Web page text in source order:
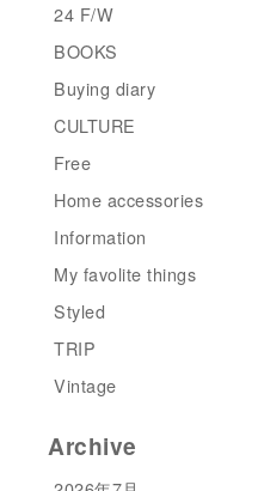
24 F/W
BOOKS
Buying diary
CULTURE
Free
Home accessories
Information
My favolite things
Styled
TRIP
Vintage
Archive